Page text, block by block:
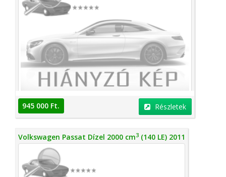
945 000 Ft. Részletek
Volkswagen Passat Dízel 2000 cm3 (140 LE) 2011